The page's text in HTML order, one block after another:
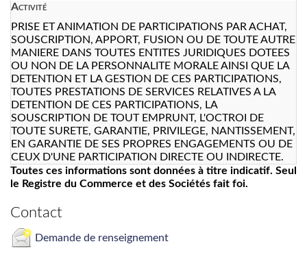
Activité
PRISE ET ANIMATION DE PARTICIPATIONS PAR ACHAT,
SOUSCRIPTION, APPORT, FUSION OU DE TOUTE AUTRE
MANIERE DANS TOUTES ENTITES JURIDIQUES DOTEES
OU NON DE LA PERSONNALITE MORALE AINSI QUE LA
DETENTION ET LA GESTION DE CES PARTICIPATIONS,
TOUTES PRESTATIONS DE SERVICES RELATIVES A LA
DETENTION DE CES PARTICIPATIONS, LA
SOUSCRIPTION DE TOUT EMPRUNT, L'OCTROI DE
TOUTE SURETE, GARANTIE, PRIVILEGE, NANTISSEMENT,
EN GARANTIE DE SES PROPRES ENGAGEMENTS OU DE
CEUX D'UNE PARTICIPATION DIRECTE OU INDIRECTE.
Toutes ces informations sont données à titre indicatif. Seul
le Registre du Commerce et des Sociétés fait foi.
Contact
Demande de renseignement